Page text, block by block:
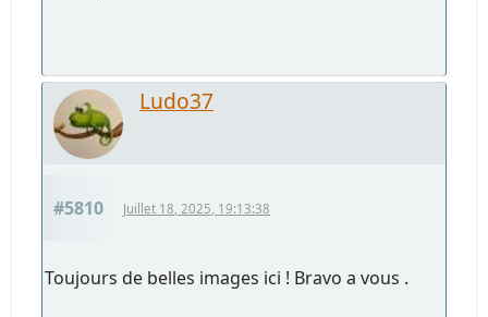
Ludo37
#5810 Juillet 18, 2025, 19:13:38
Toujours de belles images ici ! Bravo a vous .